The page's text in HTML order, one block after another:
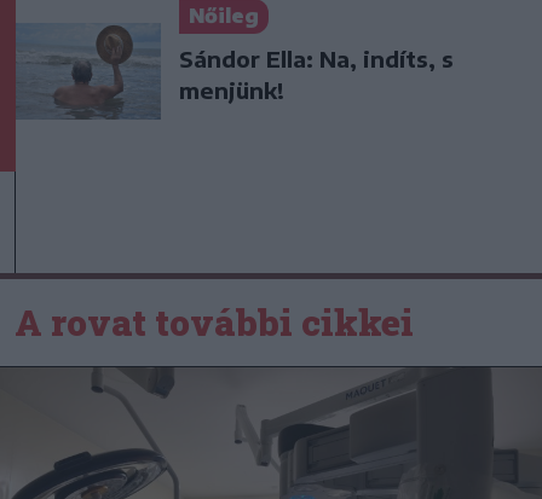
Nőileg
Sándor Ella: Na, indíts, s
menjünk!
A rovat további cikkei